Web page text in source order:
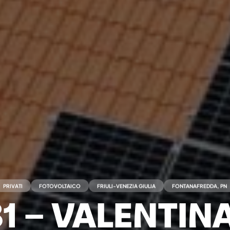
PRIVATI FOTOVOLTAICO FRIULI-VENEZIA GIULIA FONTANAFREDDA, PN
–